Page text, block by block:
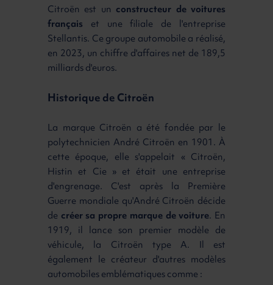
Citroën est un constructeur de voitures
français et une filiale de l'entreprise
Stellantis. Ce groupe automobile a réalisé,
en 2023, un chiffre d'affaires net de 189,5
milliards d'euros.
Historique de Citroën
La marque Citroën a été fondée par le
polytechnicien André Citroën en 1901. À
cette époque, elle s'appelait « Citroën,
Histin et Cie » et était une entreprise
d'engrenage. C'est après la Première
Guerre mondiale qu'André Citroën décide
de créer sa propre marque de voiture. En
1919, il lance son premier modèle de
véhicule, la Citroën type A. Il est
également le créateur d'autres modèles
automobiles emblématiques comme :